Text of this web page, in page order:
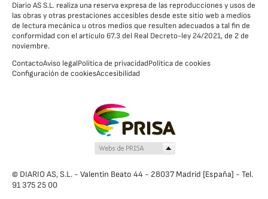
Diario AS S.L. realiza una reserva expresa de las reproducciones y usos de
las obras y otras prestaciones accesibles desde este sitio web a medios
de lectura mecánica u otros medios que resulten adecuados a tal fin de
conformidad con el artículo 67.3 del Real Decreto-ley 24/2021, de 2 de
noviembre.
ContactoAviso legalPolítica de privacidadPolítica de cookies
Configuración de cookiesAccesibilidad
© DIARIO AS, S.L. - Valentín Beato 44 - 28037 Madrid [España] - Tel.
91 375 25 00